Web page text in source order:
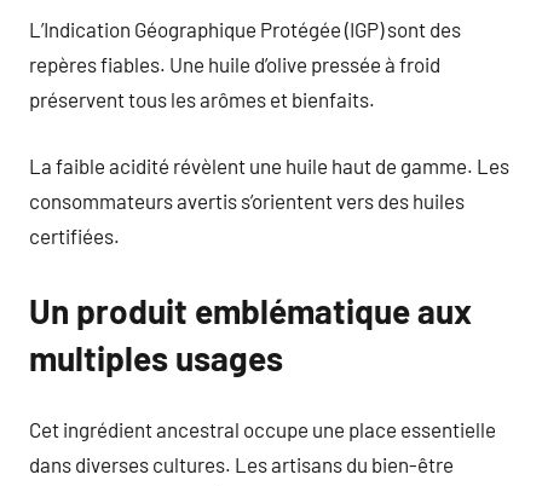
L’Indication Géographique Protégée (IGP) sont des
repères fiables. Une huile d’olive pressée à froid
préservent tous les arômes et bienfaits.
La faible acidité révèlent une huile haut de gamme. Les
consommateurs avertis s’orientent vers des huiles
certifiées.
Un produit emblématique aux
multiples usages
Cet ingrédient ancestral occupe une place essentielle
dans diverses cultures. Les artisans du bien-être